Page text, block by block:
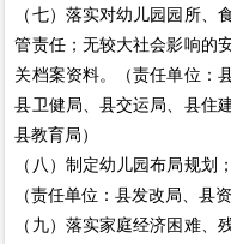
（七）落实对幼儿园园所、
管责任；无较大社会影响的
关档案资料。（责任单位：
县卫健局、县交运局、县住
县教育局）
（八）制定幼儿园布局规划
（责任单位：县发改局、县
（九）落实家庭经济困难、